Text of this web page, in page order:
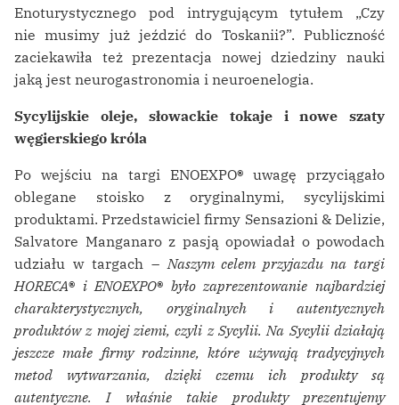
Enoturystycznego pod intrygującym tytułem „Czy
nie musimy już jeździć do Toskanii?”. Publiczność
zaciekawiła też prezentacja nowej dziedziny nauki
jaką jest neurogastronomia i neuroenelogia.
Sycylijskie oleje, słowackie tokaje i nowe szaty
węgierskiego króla
Po wejściu na targi ENOEXPO® uwagę przyciągało
oblegane stoisko z oryginalnymi, sycylijskimi
produktami. Przedstawiciel firmy Sensazioni & Delizie,
Salvatore Manganaro z pasją opowiadał o powodach
udziału w targach –Naszym celem przyjazdu na targi
HORECA® i ENOEXPO® było zaprezentowanie najbardziej
charakterystycznych, oryginalnych i autentycznych
produktów z mojej ziemi, czyli z Sycylii. Na Sycylii działają
jeszcze małe firmy rodzinne, które używają tradycyjnych
metod wytwarzania, dzięki czemu ich produkty są
autentyczne. I właśnie takie produkty prezentujemy